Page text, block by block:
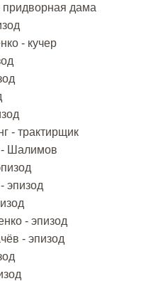
придворная дама
- кучер
- трактирщик
Шалимов
эпизод
- эпизод
- эпизод